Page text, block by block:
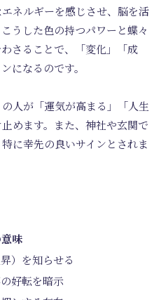
ネルギーを感じさせ、脳を活
うした色の持つパワーと蝶々
さることで、「変化」「成
になるのです。
人が「運気が高まる」「人生
めます。また、神社や玄関で
に幸先の良いサインとされま
味
）を知らせる
好転を暗示